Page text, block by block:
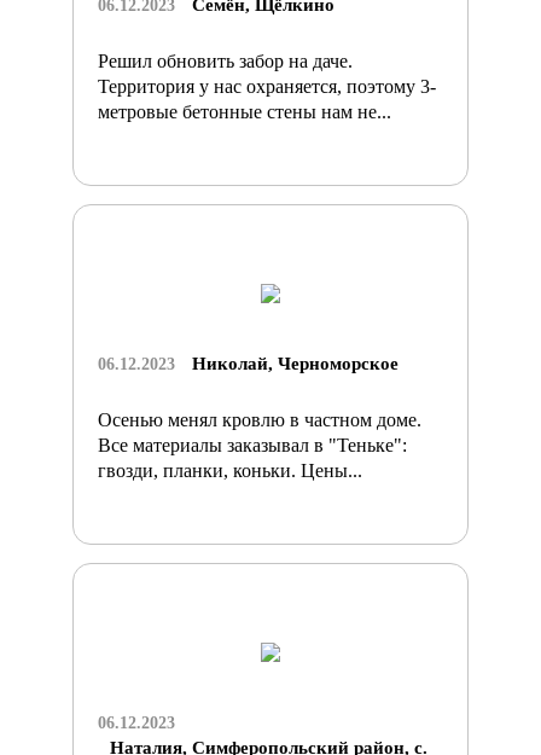
06.12.2023 Семён, Щёлкино
Решил обновить забор на даче.
Территория у нас охраняется, поэтому 3-
метровые бетонные стены нам не...
06.12.2023 Николай, Черноморское
Осенью менял кровлю в частном доме.
Все материалы заказывал в "Теньке":
гвозди, планки, коньки. Цены...
06.12.2023
Наталия, Симферопольский район, с.